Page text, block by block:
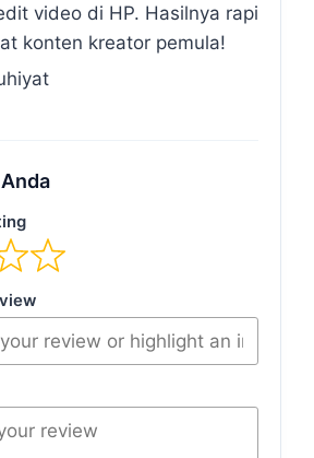
video di HP. Hasilnya rapi
konten kreator pemula!